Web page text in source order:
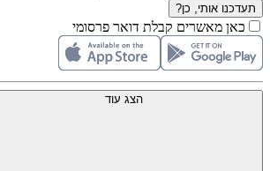
תעדכנו אותי, כן?
כאן מאשרים קבלת דואר פרסומי
הצג עוד